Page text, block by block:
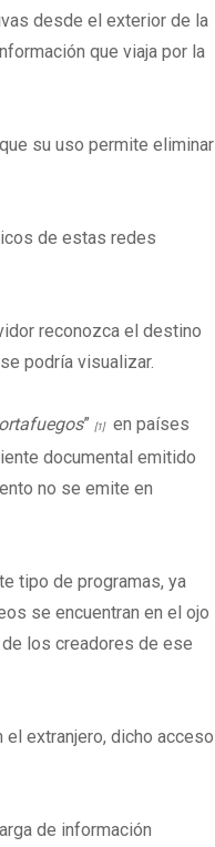
desde el exterior de la
que viaja por la
su uso permite eliminar
de estas redes
reconozca el destino
podría visualizar.
” [1]en países
documental emitido
no se emite en
tipo de programas, ya
se encuentran en el ojo
los creadores de ese
extranjero, dicho acceso
de información